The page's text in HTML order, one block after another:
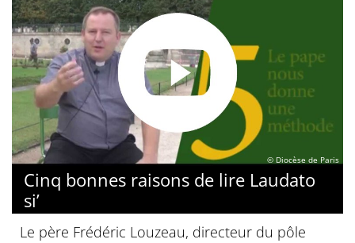
© Diocèse de Paris
Cinq bonnes raisons de lire Laudato
si’
Le père Frédéric Louzeau, directeur du pôle